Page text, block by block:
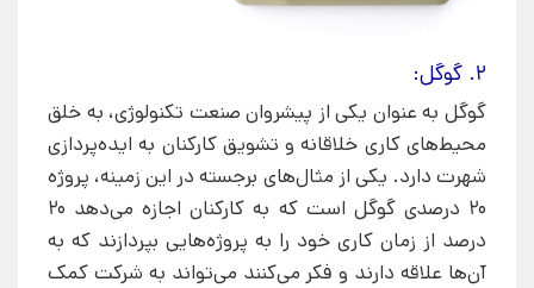
2. گوگل:
گوگل به عنوان یکی از پیشروان صنعت تکنولوژی، به خلق
محیط‌های کاری خلاقانه و تشویق کارکنان به ایده‌پردازی
شهرت دارد. یکی از مثال‌های برجسته در این زمینه، پروژه
20 درصدی گوگل است که به کارکنان اجازه می‌دهد 20
درصد از زمان کاری خود را به پروژه‌هایی بپردازند که به
آن‌ها علاقه دارند و فکر می‌کنند می‌تواند به شرکت کمک